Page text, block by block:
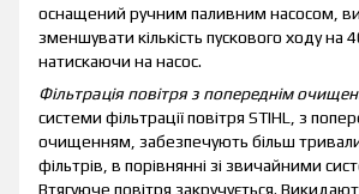
оснащений ручним паливним насосом,
зменшувати кількість пускового ходу на
натискаючи на насос.
Фільтрація повітря з попереднім
системи фільтрації повітря STIHL, з
очищенням, забезпечують більш
фільтрів, в порівнянні зі звичайними
Втягуюче повітря закручується.